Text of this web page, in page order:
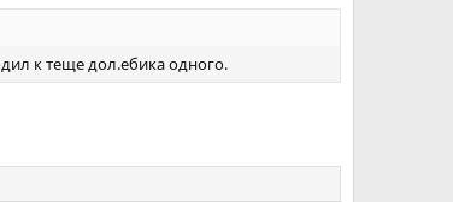
к теще дол.ебика одного.